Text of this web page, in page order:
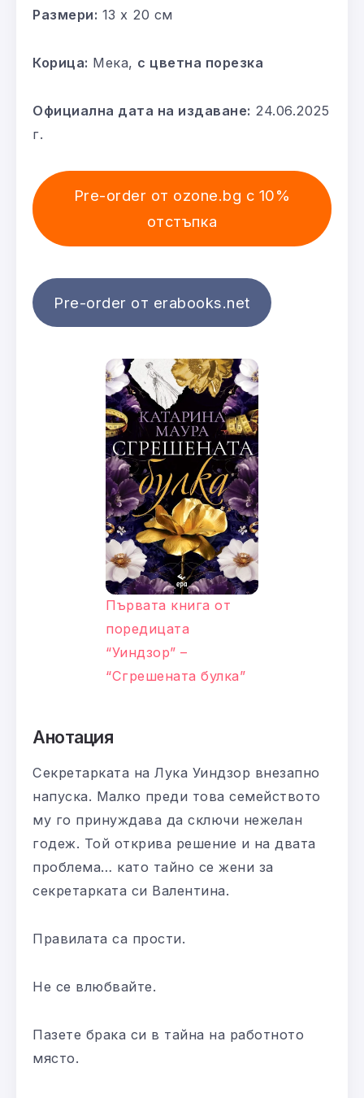
Размери: 13 x 20 см
Корица: Мека, с цветна порезка
Официална дата на издаване: 24.06.2025
г.
Pre-order от ozone.bg с 10%
отстъпка
Pre-order от erabooks.net
Първата книга от
поредицата
“Уиндзор” –
“Сгрешената булка”
Анотация
Секретарката на Лука Уиндзор внезапно
напуска. Малко преди това семейството
му го принуждава да сключи нежелан
годеж. Той открива решение и на двата
проблема… като тайно се жени за
секретарката си Валентина.
Правилата са прости.
Не се влюбвайте.
Пазете брака си в тайна на работното
място.